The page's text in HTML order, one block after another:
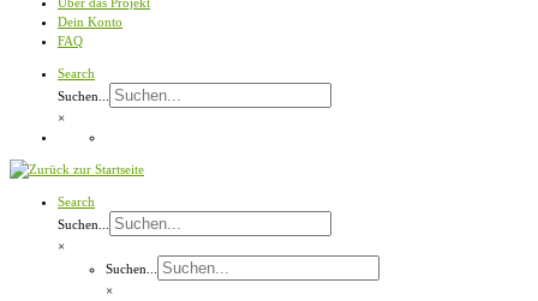
Dein Konto
FAQ
Search
Suchen...
×
Search
Suchen...
×
Suchen...
×